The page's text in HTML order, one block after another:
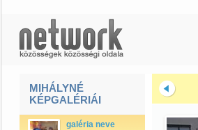
MIHÁLYNÉ
KÉPGALÉRIÁI
galéria neve